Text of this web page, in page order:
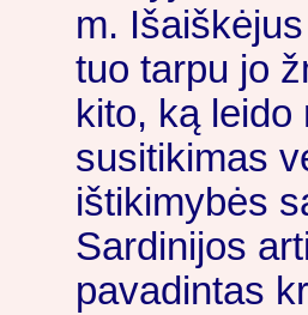
m.
tuo tarpu jo
kito, ką
susitikimas
ištikimybės
Sardinijos
pavadintas